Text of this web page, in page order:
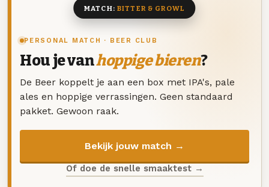
PERSONAL MATCH · BEER CLUB
Hou je vanhoppige bieren?
De Beer koppelt je aan een box met IPA's, pale
ales en hoppige verrassingen. Geen standaard
pakket. Gewoon raak.
Bekijk jouw match →
Of doe de snelle smaaktest →
MATCH: BITTER & GROWL